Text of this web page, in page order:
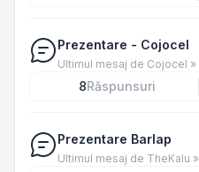
Prezentare - Cojocel
Ultimul mesaj de Cojocel »
8Răspunsuri
Prezentare Barlap
Ultimul mesaj de TheKalu »